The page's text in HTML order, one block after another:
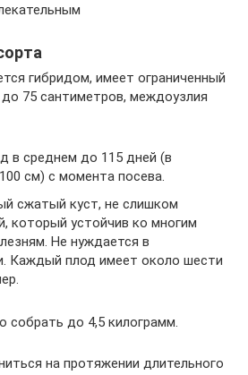
гибридом, имеет ограниченный
75 сантиметров, междоузлия
в среднем до 115 дней (в
см) с момента посева.
сжатый куст, не слишком
который устойчив ко многим
Не нуждается в
Каждый плод имеет около шести
собрать до 4,5 килограмм.
на протяжении длительного